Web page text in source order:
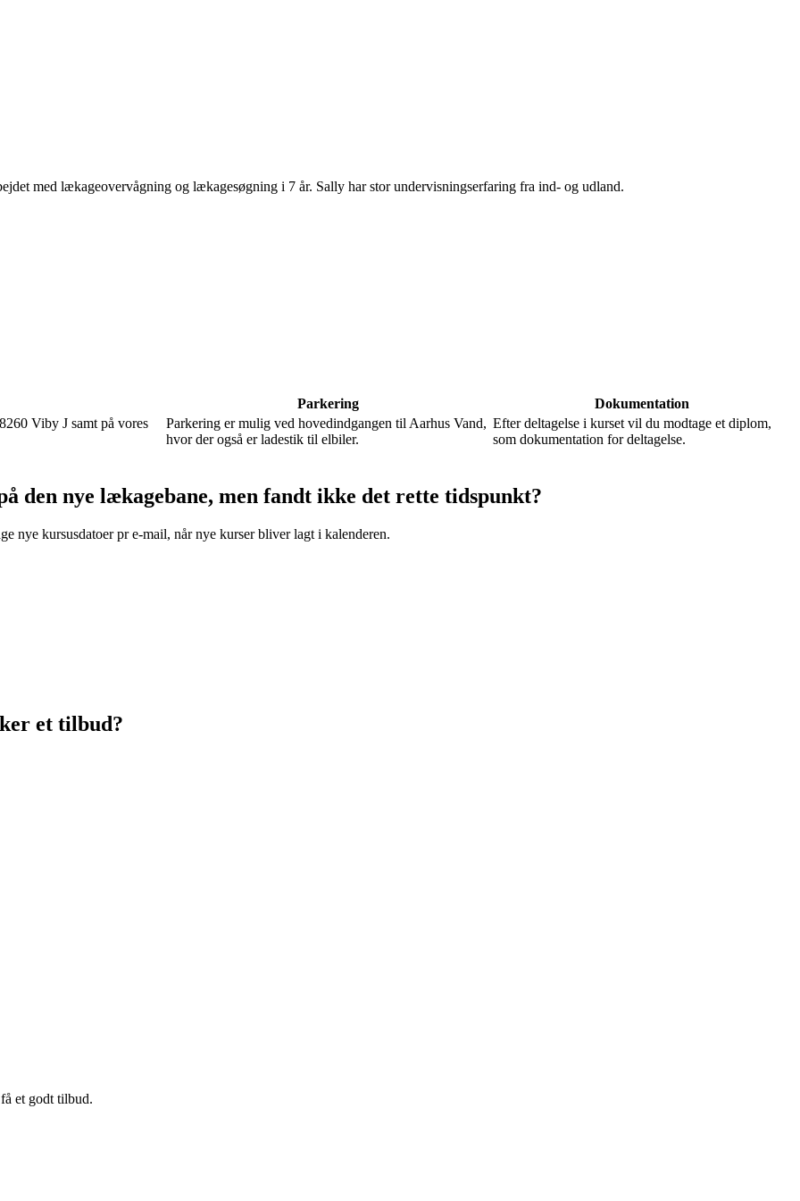
med lækageovervågning og lækagesøgning i 7 år. Sally har stor undervisningserfaring fra ind- og udland.
Parkering
Dokumentation
Viby J samt på vores
Parkering er mulig ved hovedindgangen til Aarhus Vand,
hvor der også er ladestik til elbiler.
Efter deltagelse i kurset vil du modtage et diplom,
som dokumentation for deltagelse.
den nye lækagebane, men fandt ikke det rette tidspunkt?
nye kursusdatoer pr e-mail, når nye kurser bliver lagt i kalenderen.
et tilbud?
et godt tilbud.